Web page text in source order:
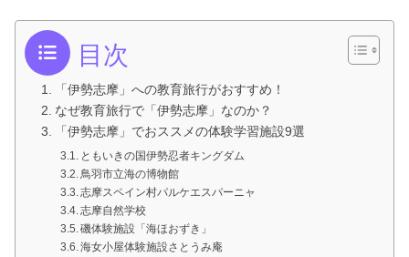
目次
「伊勢志摩」への教育旅行がおすすめ！
なぜ教育旅行で「伊勢志摩」なのか？
「伊勢志摩」でおススメの体験学習施設9選
ともいきの国伊勢忍者キングダム
鳥羽市立海の博物館
志摩スペイン村パルケエスパーニャ
志摩自然学校
磯体験施設「海ほおずき」
海女小屋体験施設さとうみ庵